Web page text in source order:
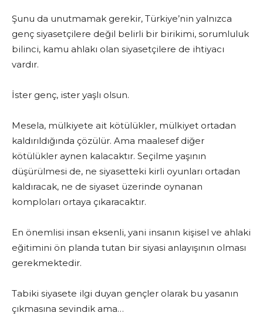
Şunu da unutmamak gerekir, Türkiye’nin yalnızca
genç siyasetçilere değil belirli bir birikimi, sorumluluk
bilinci, kamu ahlakı olan siyasetçilere de ihtiyacı
vardır.
İster genç, ister yaşlı olsun.
Mesela, mülkiyete ait kötülükler, mülkiyet ortadan
kaldırıldığında çözülür. Ama maalesef diğer
kötülükler aynen kalacaktır. Seçilme yaşının
düşürülmesi de, ne siyasetteki kirli oyunları ortadan
kaldıracak, ne de siyaset üzerinde oynanan
komploları ortaya çıkaracaktır.
En önemlisi insan eksenli, yani insanın kişisel ve ahlaki
eğitimini ön planda tutan bir siyasi anlayışının olması
gerekmektedir.
Tabiki siyasete ilgi duyan gençler olarak bu yasanın
çıkmasına sevindik ama…